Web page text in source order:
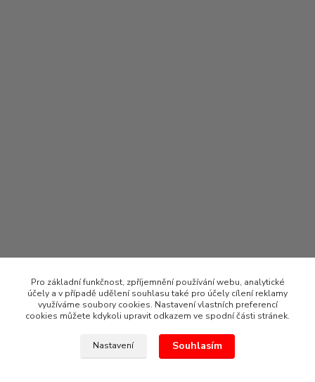
Pro základní funkčnost, zpříjemnění používání webu, analytické
účely a v případě udělení souhlasu také pro účely cílení reklamy
využíváme soubory cookies. Nastavení vlastních preferencí
cookies můžete kdykoli upravit odkazem ve spodní části stránek.
Nastavení Souhlasím